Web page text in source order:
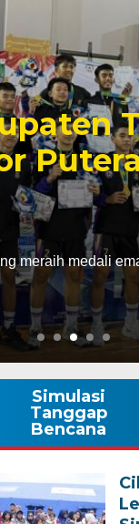
meraih medali
Simulasi
Tanggap
Bencana